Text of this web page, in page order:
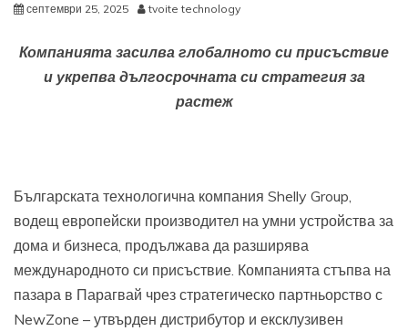
септември 25, 2025 tvoite technology
Компанията засилва глобалното си присъствие
и укрепва дългосрочната си стратегия за
растеж
Българската технологична компания Shelly Group,
водещ европейски производител на умни устройства за
дома и бизнеса, продължава да разширява
международното си присъствие. Компанията стъпва на
пазара в Парагвай чрез стратегическо партньорство с
NewZone – утвърден дистрибутор и ексклузивен